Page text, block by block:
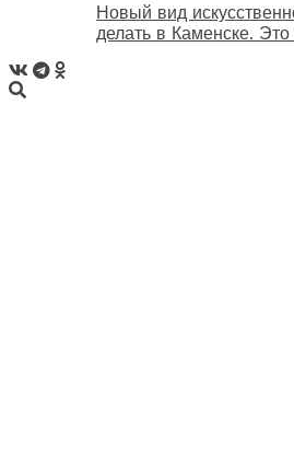
Новый вид
делать в Каменске.